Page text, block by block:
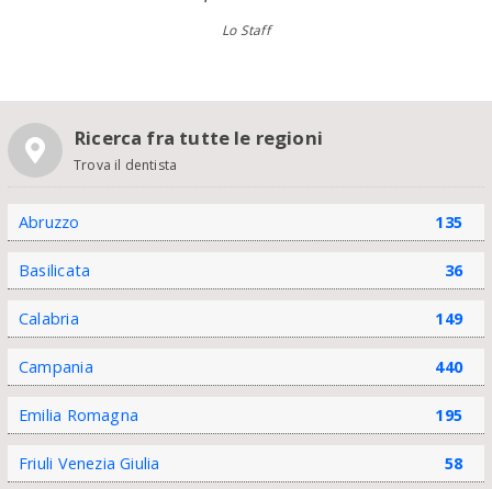
Lo Staff
Ricerca fra tutte le regioni
Trova il dentista
Abruzzo 135
Basilicata 36
Calabria 149
Campania 440
Emilia Romagna 195
Friuli Venezia Giulia 58